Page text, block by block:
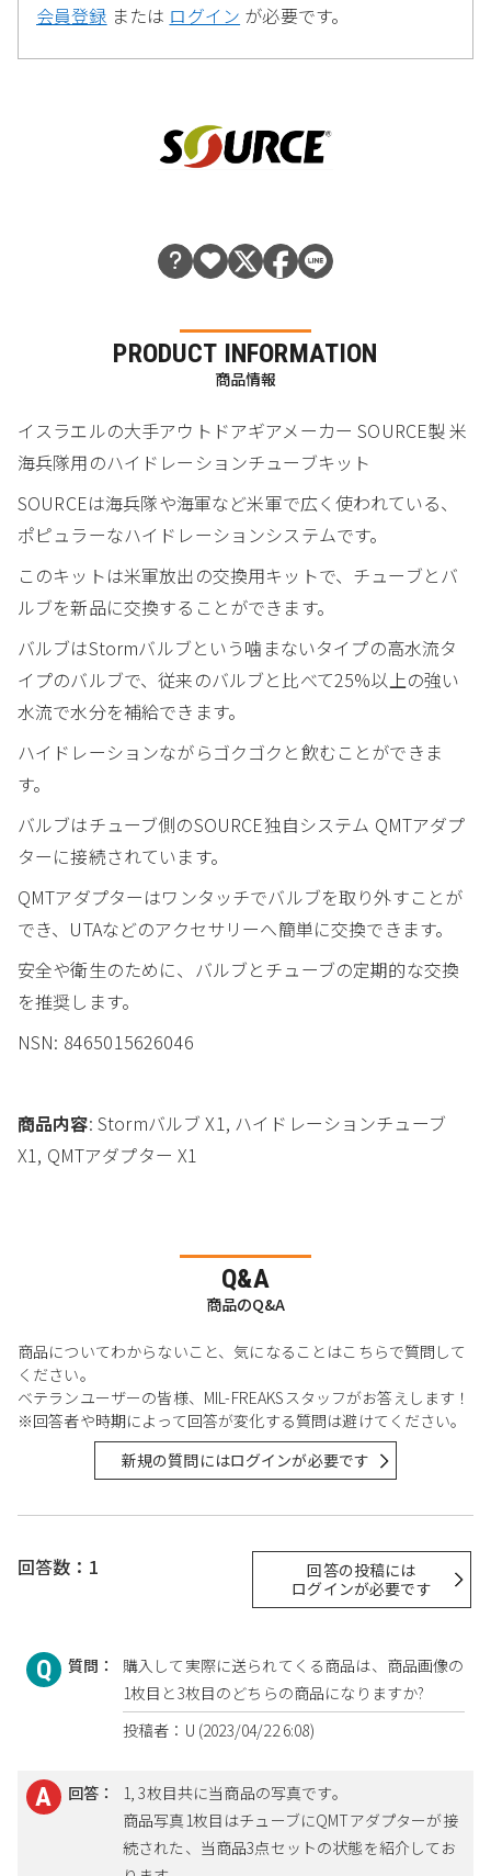
会員登録 または ログイン が必要です。
PRODUCT INFORMATION
商品情報
イスラエルの大手アウトドアギアメーカー SOURCE製 米
海兵隊用のハイドレーションチューブキット
SOURCEは海兵隊や海軍など米軍で広く使われている、
ポピュラーなハイドレーションシステムです。
このキットは米軍放出の交換用キットで、チューブとバ
ルブを新品に交換することができます。
バルブはStormバルブという噛まないタイプの高水流タ
イプのバルブで、従来のバルブと比べて25%以上の強い
水流で水分を補給できます。
ハイドレーションながらゴクゴクと飲むことができま
す。
バルブはチューブ側のSOURCE独自システム QMTアダプ
ターに接続されています。
QMTアダプターはワンタッチでバルブを取り外すことが
でき、UTAなどのアクセサリーへ簡単に交換できます。
安全や衛生のために、バルブとチューブの定期的な交換
を推奨します。
NSN: 8465015626046
商品内容: Stormバルブ X1, ハイドレーションチューブ
X1, QMTアダプター X1
Q&A
商品のQ&A
商品についてわからないこと、気になることはこちらで質問して
ください。
ベテランユーザーの皆様、MIL-FREAKSスタッフがお答えします！
※回答者や時期によって回答が変化する質問は避けてください。
新規の質問にはログインが必要です
回答数：1
回答の投稿には
ログインが必要です
質問：
購入して実際に送られてくる商品は、商品画像の
1枚目と3枚目のどちらの商品になりますか?
投稿者：U (2023/04/22 6:08)
回答：
1, 3枚目共に当商品の写真です。
商品写真1枚目はチューブにQMTアダプターが接
続された、当商品3点セットの状態を紹介してお